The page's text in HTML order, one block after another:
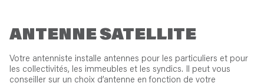
ANTENNE SATELLITE
Votre antenniste installe antennes pour les particuliers et pour
les collectivités, les immeubles et les syndics. Il peut vous
conseiller sur un choix d’antenne en fonction de votre